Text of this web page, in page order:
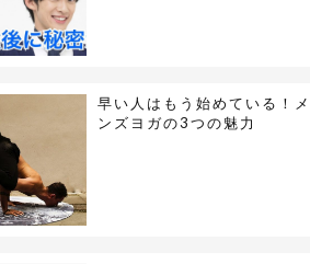
早い人はもう始めている！メ
ンズヨガの3つの魅力